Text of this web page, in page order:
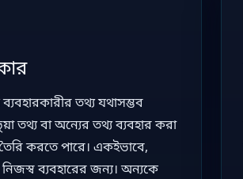
তথ্য যথাসম্ভব
তথ্য বা অন্যের তথ্য ব্যবহার করা
করতে পারে। একইভাবে,
ব্যবহারের জন্য। অন্যকে